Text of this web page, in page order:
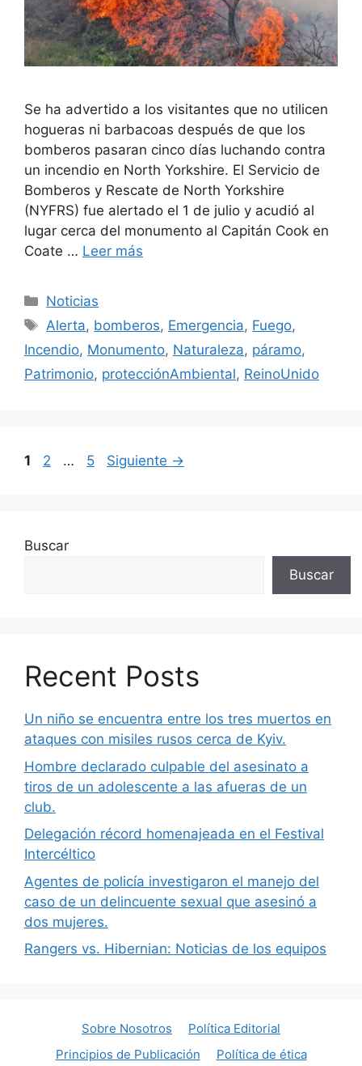
Se ha advertido a los visitantes que no utilicen
hogueras ni barbacoas después de que los
bomberos pasaran cinco días luchando contra
un incendio en North Yorkshire. El Servicio de
Bomberos y Rescate de North Yorkshire
(NYFRS) fue alertado el 1 de julio y acudió al
lugar cerca del monumento al Capitán Cook en
Coate … Leer más
Categorías
Noticias
Etiquetas
Alerta, bomberos, Emergencia, Fuego,
Incendio, Monumento, Naturaleza, páramo,
Patrimonio, protecciónAmbiental, ReinoUnido
Página
1 Página
2 … Página
5 Siguiente →
Buscar
Buscar
Recent Posts
Un niño se encuentra entre los tres muertos en
ataques con misiles rusos cerca de Kyiv.
Hombre declarado culpable del asesinato a
tiros de un adolescente a las afueras de un
club.
Delegación récord homenajeada en el Festival
Intercéltico
Agentes de policía investigaron el manejo del
caso de un delincuente sexual que asesinó a
dos mujeres.
Rangers vs. Hibernian: Noticias de los equipos
Sobre Nosotros
Política Editorial
Principios de Publicación
Política de ética